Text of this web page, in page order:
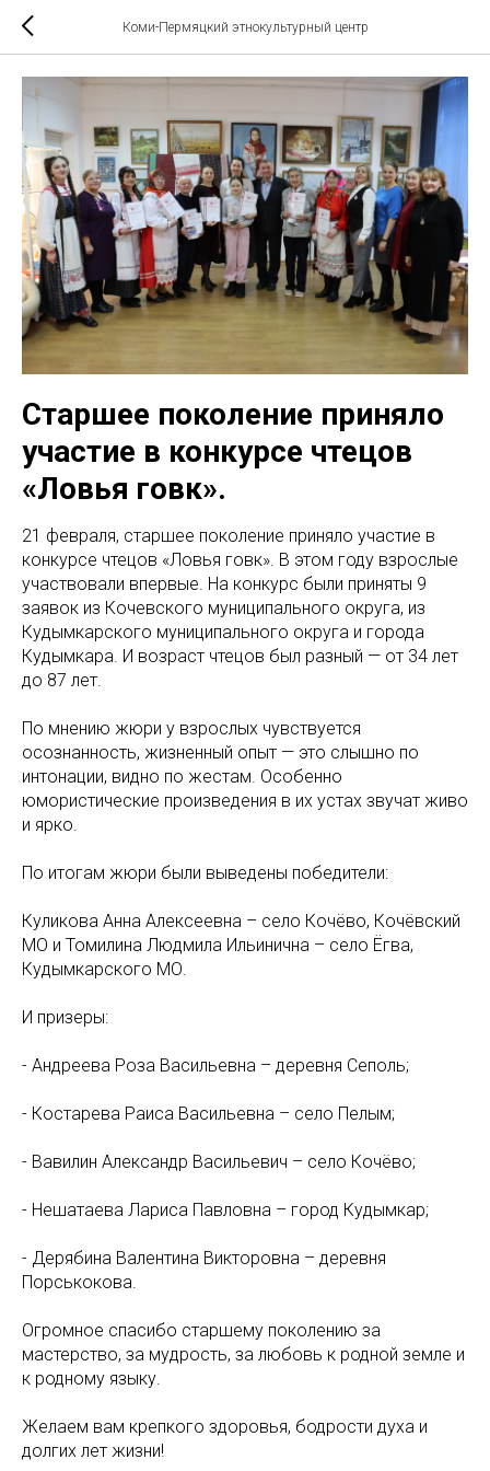
Коми-Пермяцкий этнокультурный центр
Старшее поколение приняло
участие в конкурсе чтецов
«Ловья говк».
21 февраля, старшее поколение приняло участие в
конкурсе чтецов «Ловья говк». В этом году взрослые
участвовали впервые. На конкурс были приняты 9
заявок из Кочевского муниципального округа, из
Кудымкарского муниципального округа и города
Кудымкара. И возраст чтецов был разный — от 34 лет
до 87 лет.
По мнению жюри у взрослых чувствуется
осознанность, жизненный опыт — это слышно по
интонации, видно по жестам. Особенно
юмористические произведения в их устах звучат живо
и ярко.
По итогам жюри были выведены победители:
Куликова Анна Алексеевна – село Кочёво, Кочёвский
МО и Томилина Людмила Ильинична – село Ёгва,
Кудымкарского МО.
И призеры:
- Андреева Роза Васильевна – деревня Сеполь;
- Костарева Раиса Васильевна – село Пелым;
- Вавилин Александр Васильевич – село Кочёво;
- Нешатаева Лариса Павловна – город Кудымкар;
- Дерябина Валентина Викторовна – деревня
Порськокова.
Огромное спасибо старшему поколению за
мастерство, за мудрость, за любовь к родной земле и
к родному языку.
Желаем вам крепкого здоровья, бодрости духа и
долгих лет жизни!